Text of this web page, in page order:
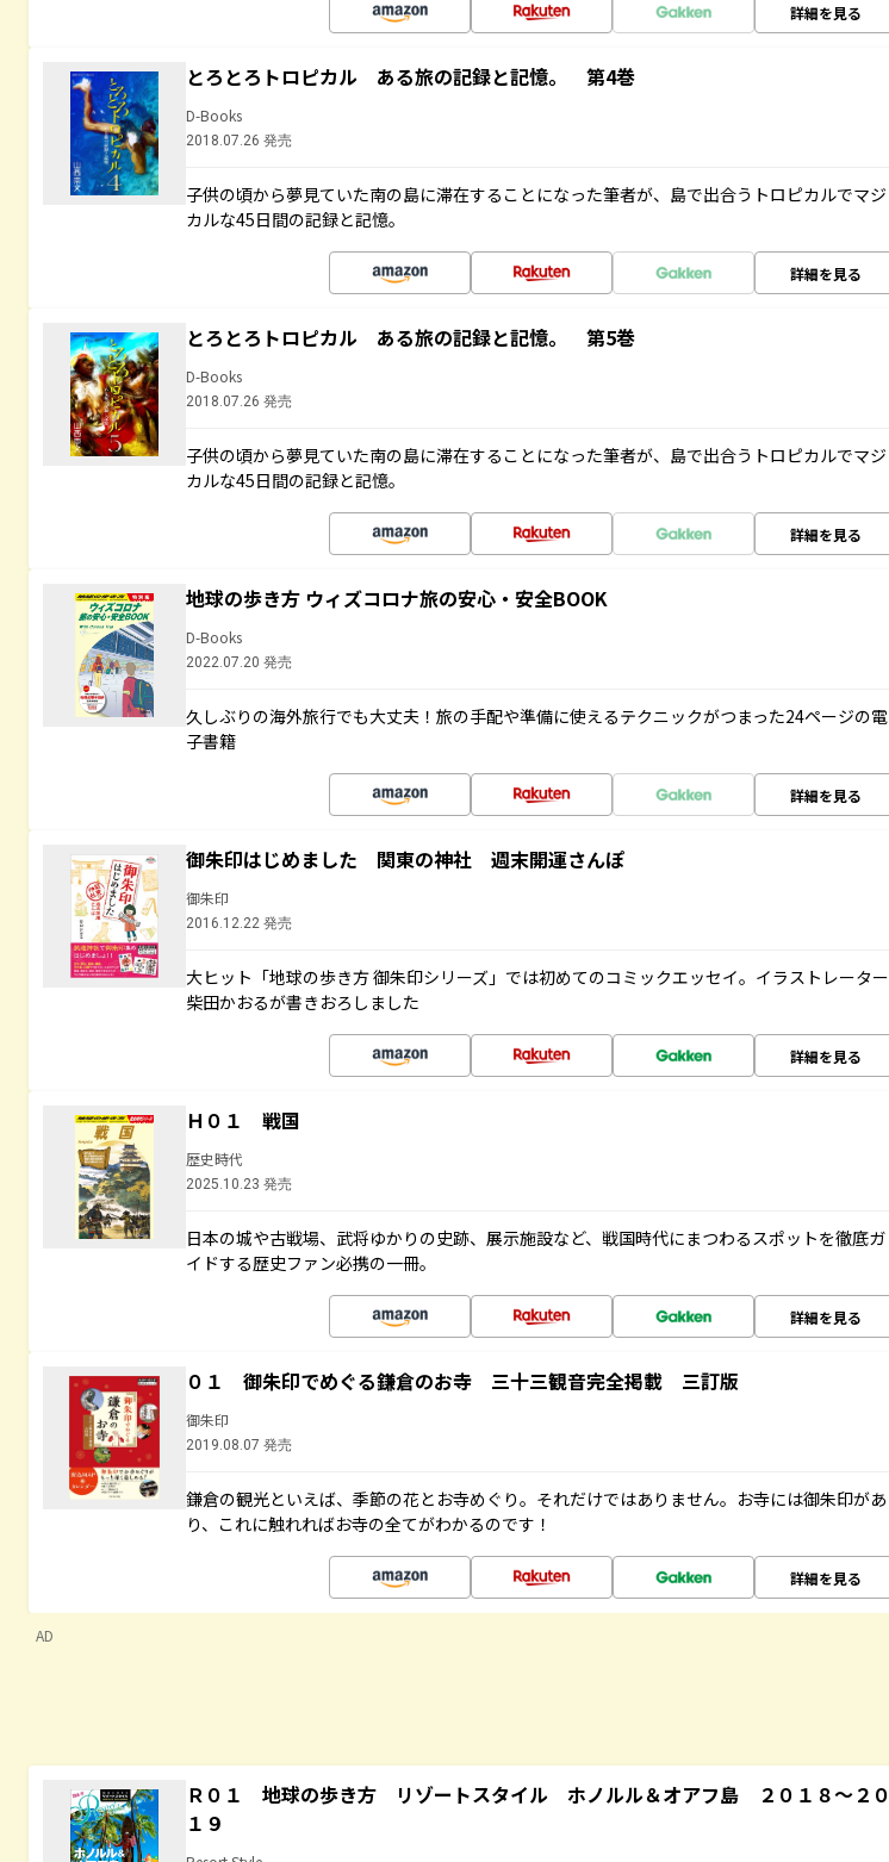
詳細を見る
とろとろトロピカル ある旅の記録と記憶。 第4巻
D-Books
2018.07.26 発売
子供の頃から夢見ていた南の島に滞在することになった筆者が、島で出合うトロピカルでマジ
カルな45日間の記録と記憶。
詳細を見る
とろとろトロピカル ある旅の記録と記憶。 第5巻
D-Books
2018.07.26 発売
子供の頃から夢見ていた南の島に滞在することになった筆者が、島で出合うトロピカルでマジ
カルな45日間の記録と記憶。
詳細を見る
地球の歩き方 ウィズコロナ旅の安心・安全BOOK
D-Books
2022.07.20 発売
久しぶりの海外旅行でも大丈夫！旅の手配や準備に使えるテクニックがつまった24ページの電
子書籍
詳細を見る
御朱印はじめました 関東の神社 週末開運さんぽ
御朱印
2016.12.22 発売
大ヒット「地球の歩き方 御朱印シリーズ」では初めてのコミックエッセイ。イラストレーター
柴田かおるが書きおろしました
詳細を見る
Ｈ０１ 戦国
歴史時代
2025.10.23 発売
日本の城や古戦場、武将ゆかりの史跡、展示施設など、戦国時代にまつわるスポットを徹底ガ
イドする歴史ファン必携の一冊。
詳細を見る
０１ 御朱印でめぐる鎌倉のお寺 三十三観音完全掲載 三訂版
御朱印
2019.08.07 発売
鎌倉の観光といえば、季節の花とお寺めぐり。それだけではありません。お寺には御朱印があ
り、これに触れればお寺の全てがわかるのです！
詳細を見る
AD
Ｒ０１ 地球の歩き方 リゾートスタイル ホノルル＆オアフ島 ２０１８～２０
１９